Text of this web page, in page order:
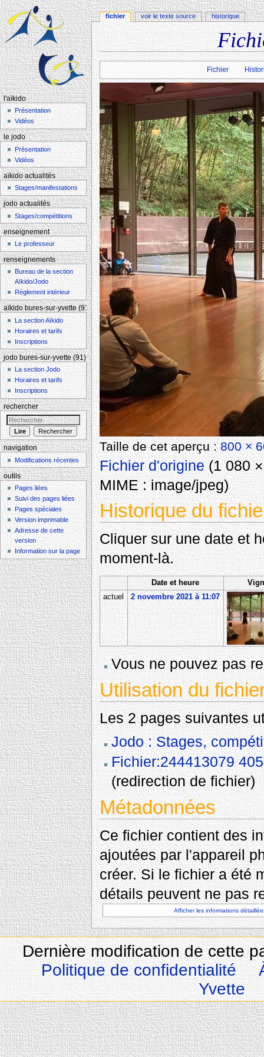
Aller à :navigation , rechercher
Fichier
Taille de cet aperçu :800 ×
Fichier d'origine‎(1 080
MIME :image/jpeg)
Historique du
Cliquer sur une date et
moment-là.
Date et heure
actuel
2 novembre 2021 à 11:07
Vous ne pouvez pas
Utilisation du
Les 2 pages suivantes
Jodo : Stages,
Fichier:244413079
(redirection de fichier)
Métadonnées
Ce fichier contient des
ajoutées par l'appareil
créer. Si le fichier a été
détails peuvent ne pas
Afficher les informations
fichier voir le texte source historique
l'aïkido
Présentation
Vidéos
le jodo
Présentation
Vidéos
aïkido actualités
Stages/manifestations
jodo actualités
Stages/compétitions
enseignement
Le professeur
renseignements
Bureau de la section
Aïkido/Jodo
Règlement intérieur
aïkido bures-sur-yvette (91)
La section Aïkido
Horaires et tarifs
Inscriptions
jodo bures-sur-yvette (91)
La section Jodo
Horaires et tarifs
Inscriptions
rechercher
navigation
Modifications récentes
outils
Pages liées
Suivi des pages liées
Pages spéciales
Version imprimable
Adresse de cette
version
Information sur la page
Dernière modification de cette
Politique de confidentialité
Yvette